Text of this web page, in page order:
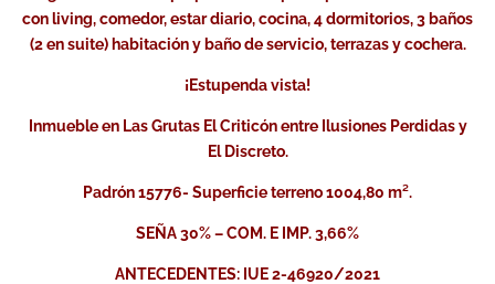
con living, comedor, estar diario, cocina, 4 dormitorios, 3 baños
(2 en suite) habitación y baño de servicio, terrazas y cochera.
¡Estupenda vista!
Inmueble en Las Grutas El Criticón entre Ilusiones Perdidas y
El Discreto.
Padrón 15776- Superficie terreno 1004,80 m².
SEÑA 30% – COM. E IMP. 3,66%
ANTECEDENTES: IUE 2-46920/2021